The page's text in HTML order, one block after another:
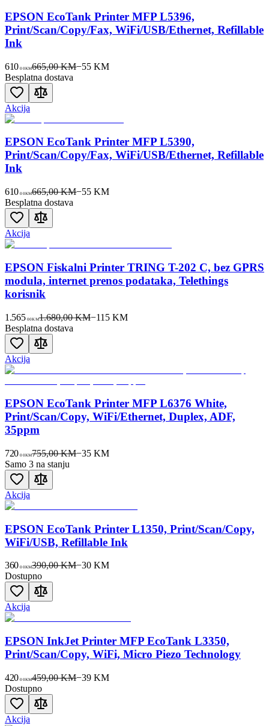
EPSON EcoTank Printer MFP L5396,
Print/Scan/Copy/Fax, WiFi/USB/Ethernet, Refillable
Ink
610 00KM665,00 KM−55 KM
Besplatna dostava
Akcija
EPSON EcoTank Printer MFP L5390,
Print/Scan/Copy/Fax, WiFi/USB/Ethernet, Refillable
Ink
610 00KM665,00 KM−55 KM
Besplatna dostava
Akcija
EPSON Fiskalni Printer TRING T-202 C, bez GPRS
modula, internet prenos podataka, Telethings
korisnik
1.565 00KM1.680,00 KM−115KM
Besplatna dostava
Akcija
EPSON EcoTank Printer MFP L6376 White,
Print/Scan/Copy, WiFi/Ethernet, Duplex, ADF,
35ppm
720 00KM755,00 KM−35 KM
Samo 3 na stanju
Akcija
EPSON EcoTank Printer L1350, Print/Scan/Copy,
WiFi/USB, Refillable Ink
360 00KM390,00 KM−30 KM
Dostupno
Akcija
EPSON InkJet Printer MFP EcoTank L3350,
Print/Scan/Copy, WiFi, Micro Piezo Technology
420 00KM459,00 KM−39 KM
Dostupno
Akcija